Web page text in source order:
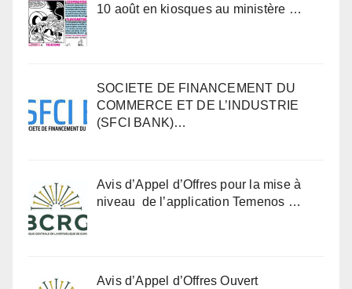
10 août en kiosques au ministère …
SOCIETE DE FINANCEMENT DU
COMMERCE ET DE L’INDUSTRIE
(SFCI BANK)…
Avis d’Appel d’Offres pour la mise à
niveau de l’application Temenos …
Avis d’Appel d’Offres Ouvert